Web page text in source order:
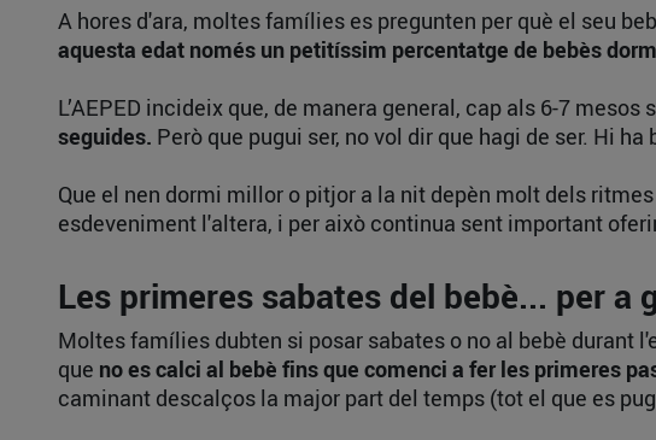
A hores d'ara, moltes famílies es pregunten per què el seu
aquesta edat només un petitíssim percentatge de bebès
L’AEPED incideix que, de manera general, cap als 6-7
seguides. Però que pugui ser, no vol dir que hagi de ser. Hi
Que el nen dormi millor o pitjor a la nit depèn molt dels
esdeveniment l'altera, i per això continua sent important
Les primeres sabates del bebè... per a
Moltes famílies dubten si posar sabates o no al bebè durant
que no es calci al bebè fins que comenci a fer les primeres
caminant descalços la major part del temps (tot el que es